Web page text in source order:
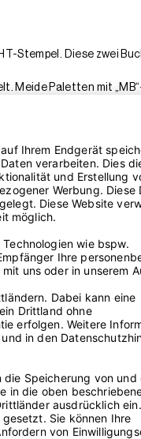
Stempel. Diese zwei
Meide Paletten mit
Nägel.